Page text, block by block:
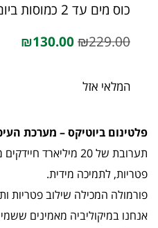
כוס מים עד 2 כמוסות ביום.
₪229.00
₪130.00
המלאי אזל
פלטינום ביוטיקס – מערכת
תערובת של 20
פטריות, לתמיכה מידית.
פורמולה המכילה שילוב פטריות
אנחנו במיקוליביה מאמינים